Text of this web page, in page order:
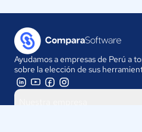
Ayudamos a empresas de Perú a
sobre la elección de sus